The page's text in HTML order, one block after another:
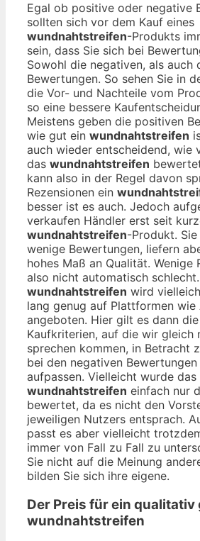
Egal ob positive oder negative
sollten sich vor dem Kauf eines
wundnahtstreifen-Produkts
sein, dass Sie sich bei
Sowohl die negativen, als auch
Bewertungen. So sehen Sie in
die Vor- und Nachteile vom
so eine bessere
Meistens geben die positiven
wie gut ein wundnahtstreifen
auch wieder entscheidend, wie
das wundnahtstreifen
kann also in der Regel davon
Rezensionen ein
besser ist es auch. Jedoch
verkaufen Händler erst seit
wundnahtstreifen-Produkt.
wenige Bewertungen, liefern
hohes Maß an Qualität. Wenige
also nicht automatisch
wundnahtstreifen wird
lang genug auf Plattformen wie
angeboten. Hier gilt es dann
Kaufkriterien, auf die wir gleich
sprechen kommen, in Betracht
bei den negativen Bewertungen
aufpassen. Vielleicht wurde das
wundnahtstreifen einfach nur
bewertet, da es nicht den
jeweiligen Nutzers entsprach.
passt es aber vielleicht
immer von Fall zu Fall zu
Sie nicht auf die Meinung
bilden Sie sich ihre eigene.
Der Preis für ein qualitativ
wundnahtstreifen